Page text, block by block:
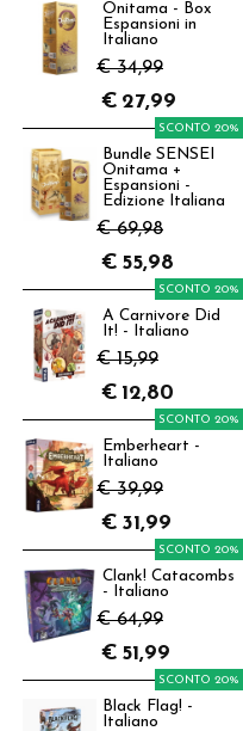
Onitama - Box
Espansioni in
Italiano
€ 34,99
€ 27,99
Bundle SENSEI
Onitama +
Espansioni -
Edizione Italiana
€ 69,98
SCONTO 20%
€ 55,98
A Carnivore Did
It! - Italiano
€ 15,99
SCONTO 20%
€ 12,80
Emberheart -
Italiano
€ 39,99
SCONTO 20%
€ 31,99
Clank! Catacombs
- Italiano
€ 64,99
SCONTO 20%
€ 51,99
Black Flag! -
Italiano
SCONTO 20%